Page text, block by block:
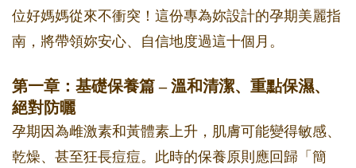
位好媽媽從來不衝突！這份專為妳設計的孕期美麗指
南，將帶領妳安心、自信地度過這十個月。
第一章：基礎保養篇 – 溫和清潔、重點保濕、
絕對防曬
孕期因為雌激素和黃體素上升，肌膚可能變得敏感、
乾燥、甚至狂長痘痘。此時的保養原則應回歸「簡